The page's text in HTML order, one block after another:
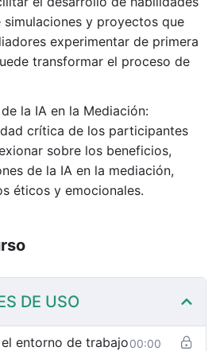
y proyectos que
experimentar de primera
transformar el proceso de
la IA en la Mediación:
crítica de los participantes
sobre los beneficios,
de la IA en la mediación,
éticos y emocionales.
DE USO
entorno de trabajo00:00